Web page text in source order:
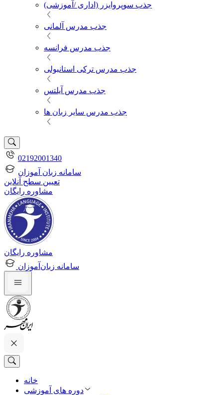
جذب سوپروایزر (اداری /آموزشی)
جذب مدرس آلمانی
جذب مدرس فرانسه
جذب مدرس ترکی استانبولی
جذب مدرس آیلتس
جذب مدرس سایر زبان ها
02192001340
سامانه زبان آموزان
تعیین سطح آنلاین
مشاوره رایگان
مشاوره رایگان
سامانه زبان‌آموزان
خانه
دوره های آموزشی